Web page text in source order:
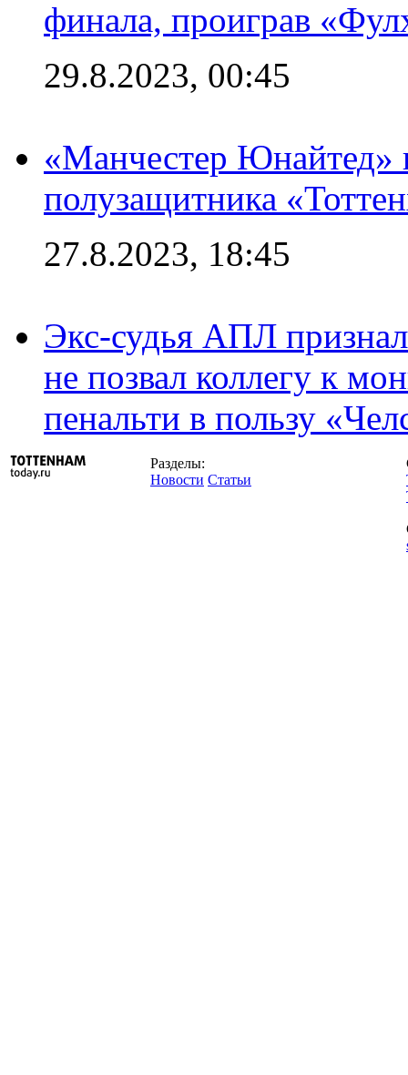
финала, проиграв
29.8.2023, 00:45
«Манчестер Юнайтед»
полузащитника
27.8.2023, 18:45
Экс-судья АПЛ
не позвал коллегу к
пенальти в пользу
Разделы:
Новости Статьи